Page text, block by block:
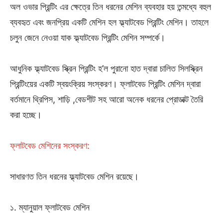
অল ওভার প্রিন্টিং এর ক্ষেত্রে তিন ধরনের মেশিন ব্যবহার হয় তন্মধ্যে বহুল
ব্যবহৃত এবং জনপ্রিয় একটি মেশিন হল ফ্ল্যাটবেড প্রিন্টিং মেশিন। তাহলে
চলুন জেনে নেওয়া যাক ফ্ল্যাটবেড প্রিন্টিং মেশিন সম্পর্কে।
আধুনিক ফ্ল্যাটবেড স্ক্রিন প্রিন্টিং হ’ল পুরানো হাত দ্বারা চালিত সিলস্ক্রিন
প্রিন্টিংয়ের একটি স্বয়ংক্রিয় সংস্করণ। ফ্লাটবেড প্রিন্টিং মেশিন দ্বারা
বর্তমানে থ্রিপিস, শাড়ি ,বেডশীট সহ আরো অনেক ধরনের প্রোডাক্ট তৈরি
করা হচ্ছে।
ফ্লাটবেড মেশিনের সংস্করণ:
সাধারণত তিন ধরনের ফ্ল্যাটবেড মেশিন রয়েছে।
১. ম্যানুয়াল ফ্লাটবেড মেশিন